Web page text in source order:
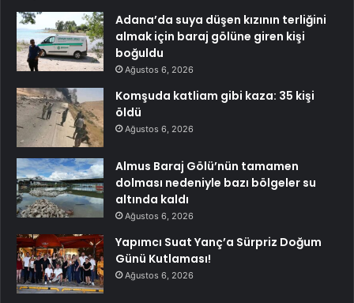
Adana’da suya düşen kızının terliğini
almak için baraj gölüne giren kişi
boğuldu
Ağustos 6, 2026
Komşuda katliam gibi kaza: 35 kişi
öldü
Ağustos 6, 2026
Almus Baraj Gölü’nün tamamen
dolması nedeniyle bazı bölgeler su
altında kaldı
Ağustos 6, 2026
Yapımcı Suat Yanç’a Sürpriz Doğum
Günü Kutlaması!
Ağustos 6, 2026